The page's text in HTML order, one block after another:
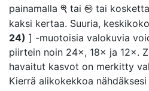
painamalla X tai J tai
kaksi kertaa. Suuria,
24) ] -muotoisia valokuvia
piirtein noin 24×, 18× ja 12×.
havaitut kasvot on merkitty
Kierrä alikokekkoa